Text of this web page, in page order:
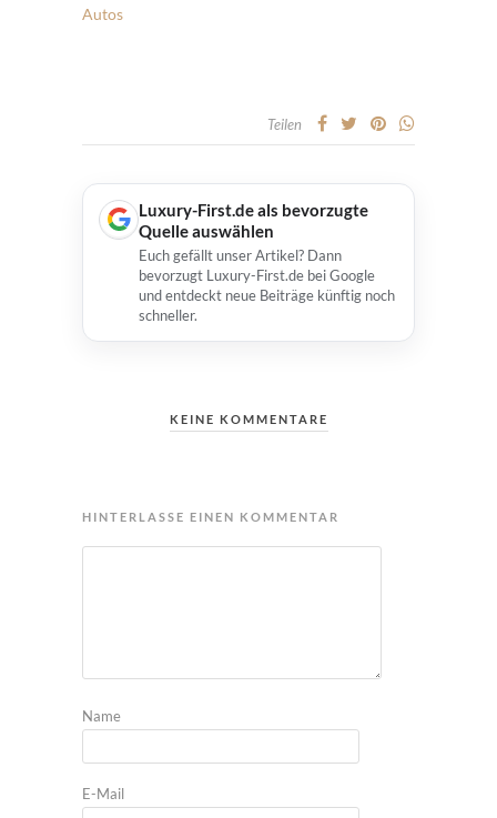
Autos
Teilen
Luxury-First.de als bevorzugte
Quelle auswählen
Euch gefällt unser Artikel? Dann
bevorzugt Luxury-First.de bei Google
und entdeckt neue Beiträge künftig noch
schneller.
KEINE KOMMENTARE
HINTERLASSE EINEN KOMMENTAR
Name
E-Mail